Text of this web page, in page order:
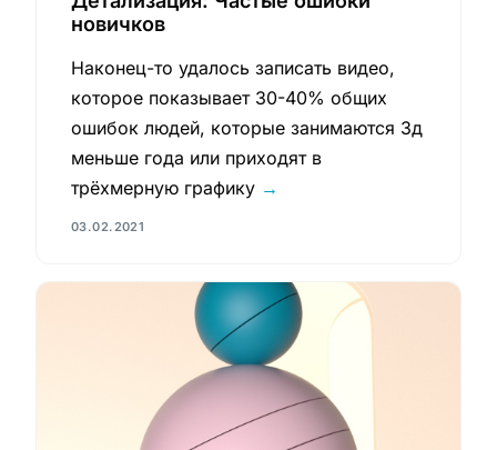
новичков
Наконец-то удалось записать видео,
которое показывает 30-40% общих
ошибок людей, которые занимаются 3д
меньше года или приходят в
трёхмерную графику →
03.02.2021